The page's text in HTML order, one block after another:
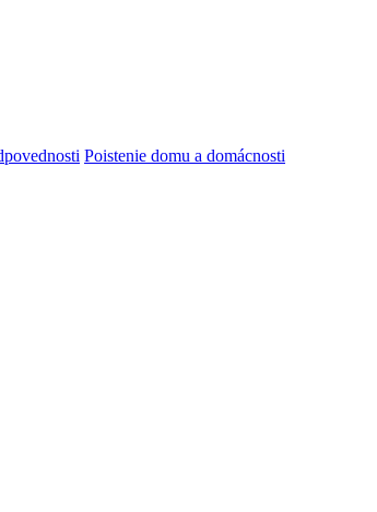
Poistenie domu a domácnosti